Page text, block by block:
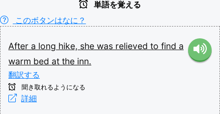
単語を覚える
このボタンはなに？
After a long hike, she was relieved to find a
warm bed at the inn.
翻訳する
聞き取れるようになる
詳細